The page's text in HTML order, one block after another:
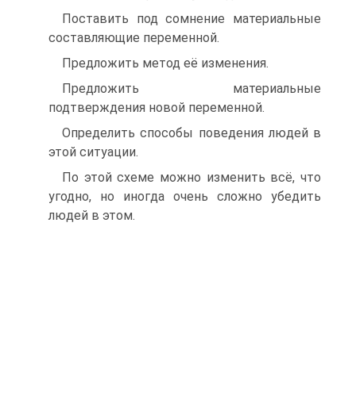
Поставить под сомнение материальные
составляющие переменной.
Предложить метод её изменения.
Предложить материальные
подтверждения новой переменной.
Определить способы поведения людей в
этой ситуации.
По этой схеме можно изменить всё, что
угодно, но иногда очень сложно убедить
людей в этом.